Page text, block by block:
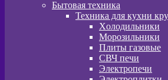
Бытовая техника
Техника для кухни
Xолодильники
Морозильники
Плиты газовые
СВЧ печи
Электропечи